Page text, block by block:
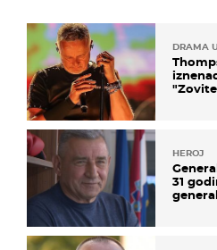
DRAMA
HEROJ
31